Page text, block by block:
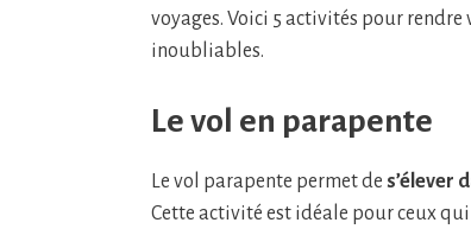
voyages. Voici 5 activités pour
inoubliables.
Le vol en parapente
Le vol parapente permet de s’élever
Cette activité est idéale pour ceux